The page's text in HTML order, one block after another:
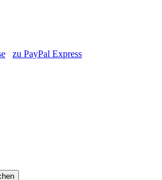
zu PayPal Express